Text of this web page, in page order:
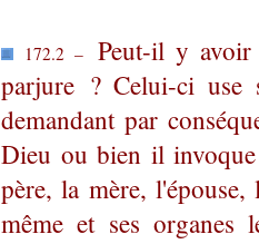
172.2 –
Peut-il y avoir
parjure ? Celui-ci use
demandant par
Dieu ou bien il
père, la mère,
même et ses organes